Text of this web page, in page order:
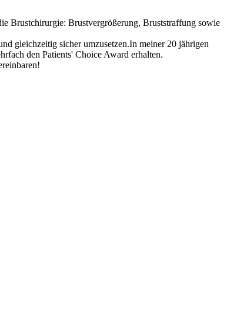
Brustchirurgie: Brustvergrößerung, Bruststraffung sowie
gleichzeitig sicher umzusetzen.In meiner 20 jährigen
den Patients' Choice Award erhalten.